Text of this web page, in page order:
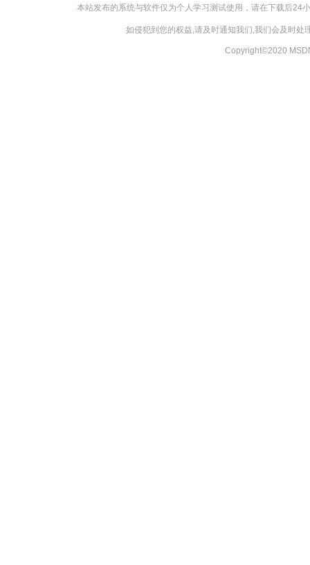
本站发布的系统与软件仅为个人学习测试使用，请在下载后24
如侵犯到您的权益,请及时通知我们,我们会及时
Copyright©2020